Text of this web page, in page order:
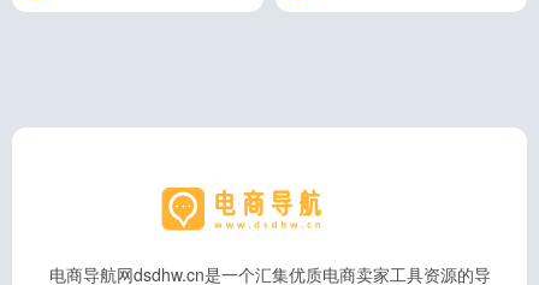
电商导航网dsdhw.cn是一个汇集优质电商卖家工具资源的导